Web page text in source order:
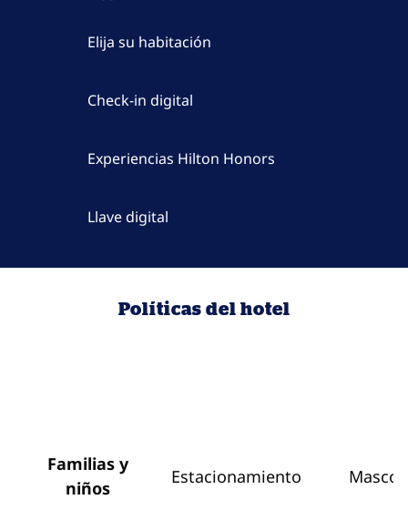
Elija su habitación
Check-in digital
Experiencias Hilton Honors
Llave digital
Políticas del hotel
Familias y
niños
Estacionamiento